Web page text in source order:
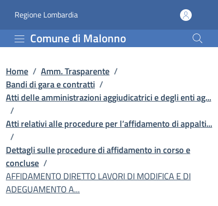
AFFIDAMENTO
Regione Lombardia(apre in un'altra scheda).
Comune di Malonno
Home / Amm. Trasparente /
Bandi di gara e contratti /
Atti delle amministrazioni aggiudicatrici e degli enti ag...
/
Atti relativi alle procedure per l’affidamento di appalti...
/
Dettagli sulle procedure di affidamento in corso e
concluse /
AFFIDAMENTO DIRETTO LAVORI DI MODIFICA E DI
ADEGUAMENTO A...